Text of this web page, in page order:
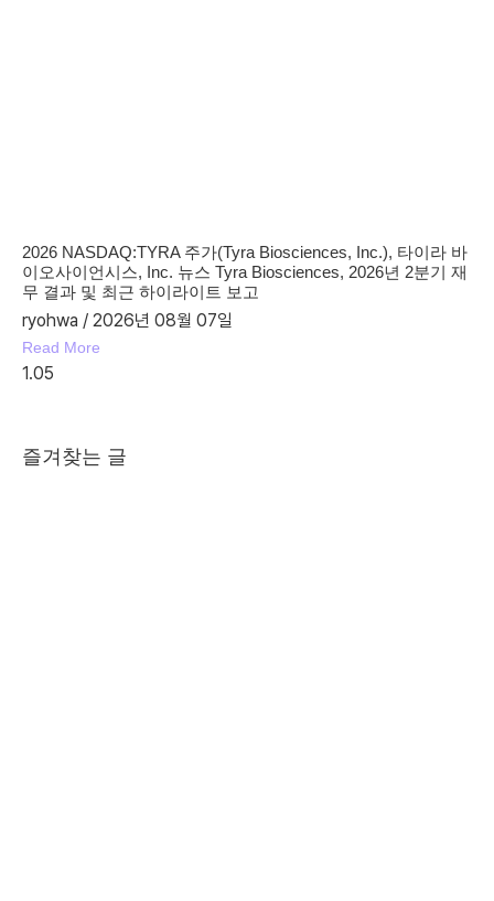
2026 NASDAQ:TYRA 주가(Tyra Biosciences, Inc.), 타이라 바
이오사이언시스, Inc. 뉴스 Tyra Biosciences, 2026년 2분기 재
무 결과 및 최근 하이라이트 보고
ryohwa 2026년 08월 07일
Read More
즐겨찾는 글